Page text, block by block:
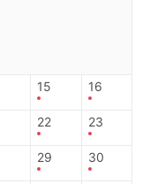
15 16
22 23
29 30